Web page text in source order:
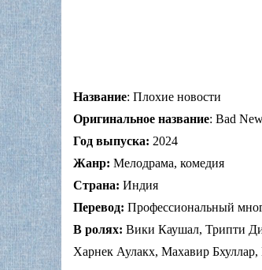
Название: Плохие новости
Оригинальное название: Bad
Год выпуска: 2024
Жанр: Мелодрама, комедия
Страна: Индия
Перевод: Профессиональный
В ролях: Вики Каушал, Трипти
Харнек Аулакх, Махавир